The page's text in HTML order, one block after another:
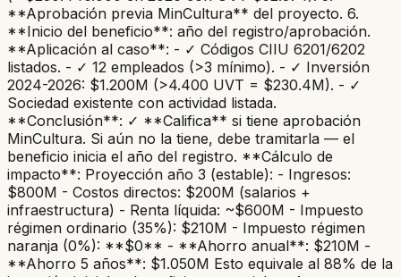
**Aprobación previa MinCultura** del proyecto. 6.
**Inicio del beneficio**: año del registro/aprobación.
**Aplicación al caso**: - ✓ Códigos CIIU 6201/6202
listados. - ✓ 12 empleados (>3 mínimo). - ✓ Inversión
2024-2026: $1.200M (>4.400 UVT = $230.4M). - ✓
Sociedad existente con actividad listada.
**Conclusión**: ✓ **Califica** si tiene aprobación
MinCultura. Si aún no la tiene, debe tramitarla — el
beneficio inicia el año del registro. **Cálculo de
impacto**: Proyección año 3 (estable): - Ingresos:
$800M - Costos directos: $200M (salarios +
infraestructura) - Renta líquida: ~$600M - Impuesto
régimen ordinario (35%): $210M - Impuesto régimen
naranja (0%): **$0** - **Ahorro anual**: $210M -
**Ahorro 5 años**: $1.050M Esto equivale al 88% de la